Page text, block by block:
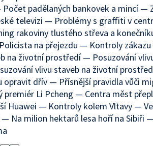
padělaných bankovek a mincí —
televizi — Problémy s graffiti v
rakoviny tlustého střeva a
na přejezdu — Kontroly
na životní prostředí — Posuzování
vlivu staveb na životní
opravit dřív — Přísnější pravidla vůči
premiér Li Pcheng — Centra měst
Huawei — Kontroly kolem Vltavy —
Na milion hektarů lesa hoří na Sibiři